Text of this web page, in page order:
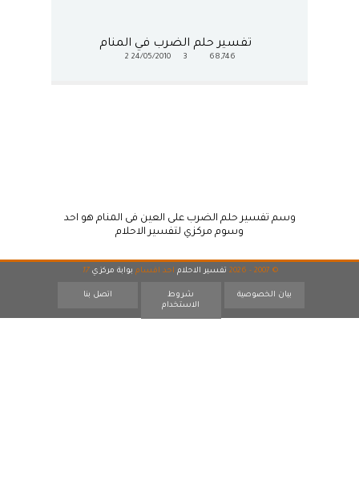
تفسير حلم الضرب في المنام
68,746
24/05/2010
2
وسم تفسير حلم الضرب على العين فى المنام هو احد
وسوم مركزي لتفسير الاحلام
© 2007 - 2026 تفسير الاحلام احد اقسام بوابة مركزي 17
بيان الخصوصية
شروط
الاستخدام
اتصل بنا